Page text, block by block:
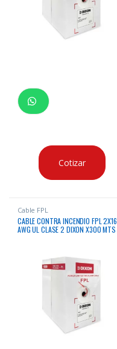
Cotizar
Cable FPL
CABLE CONTRA INCENDIO FPL 2X16
AWG UL CLASE 2 DIXON X300 MTS